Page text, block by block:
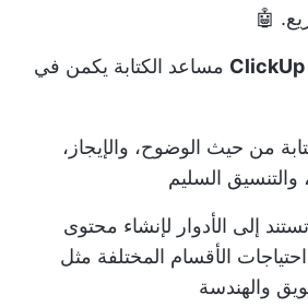
🤖
ClickUp مساعد الكتابة يكمن في
من حيث الوضوح، والإيجاز،
والتنسيق السليم
إلى الأدوار لإنشاء محتوى
الأقسام المختلفة مثل
والهندسة